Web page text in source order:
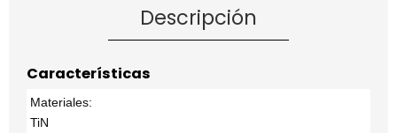
Descripción
Características
Materiales:
TiN